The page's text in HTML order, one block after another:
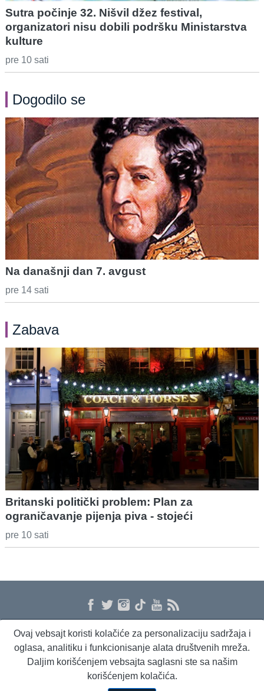
Sutra počinje 32. Nišvil džez festival,
organizatori nisu dobili podršku Ministarstva
kulture
pre 10 sati
Dogodilo se
Na današnji dan 7. avgust
pre 14 sati
Zabava
Britanski politički problem: Plan za
ograničavanje pijenja piva - stojeći
pre 10 sati
O nama Proizvodi i usluge Politika privatnosti Kontakt RSS
Dnevni evropski servis
Ovaj vebsajt koristi kolačiće za personalizaciju sadržaja i
oglasa, analitiku i funkcionisanje alata društvenih mreža.
Daljim korišćenjem vebsajta saglasni ste sa našim
korišćenjem kolačića.